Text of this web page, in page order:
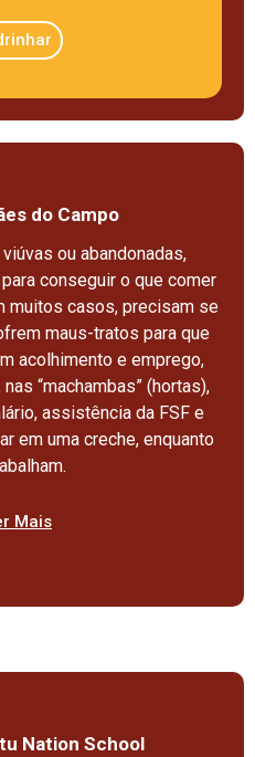
do Campo
ou abandonadas,
conseguir o que comer
muitos casos, precisam se
maus-tratos para que
acolhimento e emprego,
“machambas” (hortas),
assistência da FSF e
em uma creche, enquanto
Mais
Nation School